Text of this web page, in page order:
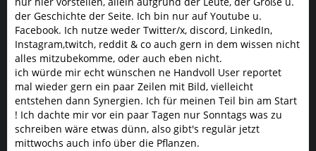
der Geschichte der Seite. Ich bin nur auf Youtube u.
Facebook. Ich nutze weder Twitter/x, discord, LinkedIn,
Instagram,twitch, reddit & co auch gern in dem wissen nicht
alles mitzubekomme, oder auch eben nicht.
ich würde mir echt wünschen ne Handvoll User reportet
mal wieder gern ein paar Zeilen mit Bild, vielleicht
entstehen dann Synergien. Ich für meinen Teil bin am Start
! Ich dachte mir vor ein paar Tagen nur Sonntags was zu
schreiben wäre etwas dünn, also gibt's regulär jetzt
mittwochs auch info über die Pflanzen.